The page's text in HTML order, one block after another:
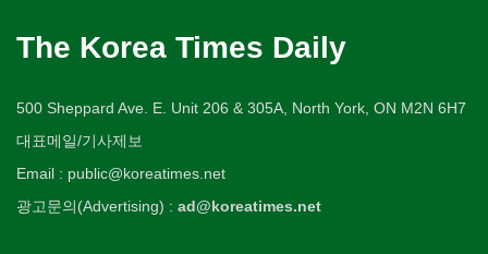
The Korea Times Daily
500 Sheppard Ave. E. Unit 206 & 305A, North York, ON M2N 6H7
대표메일/기사제보
Email : public@koreatimes.net
광고문의(Advertising) : ad@koreatimes.net